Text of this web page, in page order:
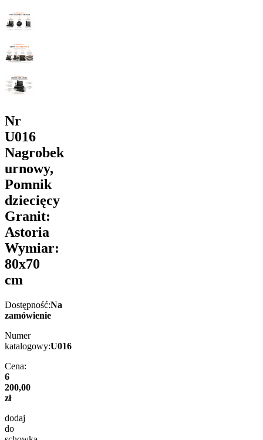
Nr
U016
Nagrobek
urnowy,
Pomnik
dziecięcy
Granit:
Astoria
Wymiar:
80x70
cm
Dostępność:Na
zamówienie
Numer
katalogowy:U016
Cena:
6
200,00
zł
dodaj
do